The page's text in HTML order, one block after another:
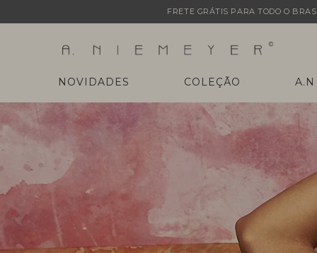
FRETE GRÁTIS PARA TODO O
NOVIDADES COLEÇÃO